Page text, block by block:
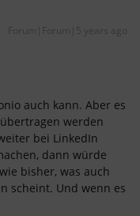
Forum|Forum|5 years ago
auch kann. Aber es
werden
bei LinkedIn
dann würde
bisher, was auch
scheint. Und wenn es